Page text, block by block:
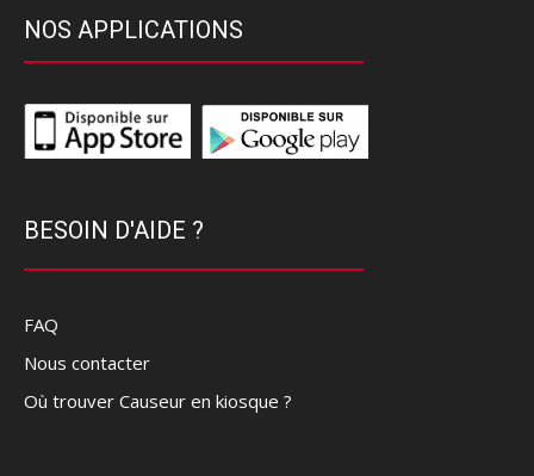
NOS APPLICATIONS
BESOIN D'AIDE ?
FAQ
Nous contacter
Où trouver Causeur en kiosque ?